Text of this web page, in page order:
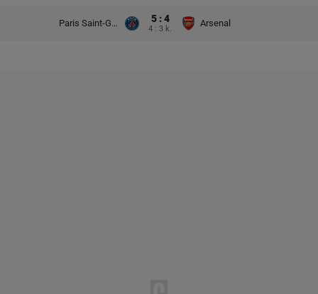
Paris Saint-Germain 5 : 4
4 : 3 k.
Arsenal